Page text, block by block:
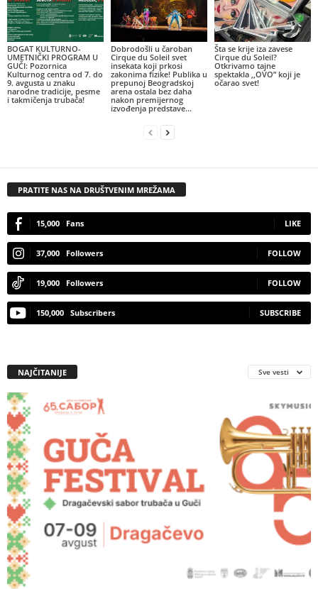
BOGAT KULTURNO-
UMETNIČKI PROGRAM U
GUČI: Pozornica
Kulturnog centra od 7. do
9. avgusta u znaku
narodne tradicije, pesme
i takmičenja trubača!
Dobrodošli u čaroban
Cirque du Soleil svet
insekata koji prkosi
zakonima fizike! Publika u
prepunoj Beogradskoj
arena ostala bez daha
nakon premijernog
izvođenja predstave...
Šta se krije iza zavese
Cirque du Soleil?
Otkrivamo tajne
spektakla ,,OVO” koji je
očarao svet!
PRATITE NAS NA DRUŠTVENIM MREŽAMA
15,000 Fans LIKE
37,000 Followers FOLLOW
19,000 Followers FOLLOW
150,000 Subscribers SUBSCRIBE
NAJČITANIJE Sve vesti